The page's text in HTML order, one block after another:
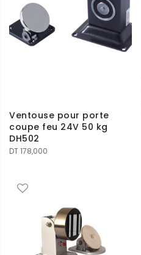
Ventouse pour porte
coupe feu 24V 50 kg
DH502
DT178,000